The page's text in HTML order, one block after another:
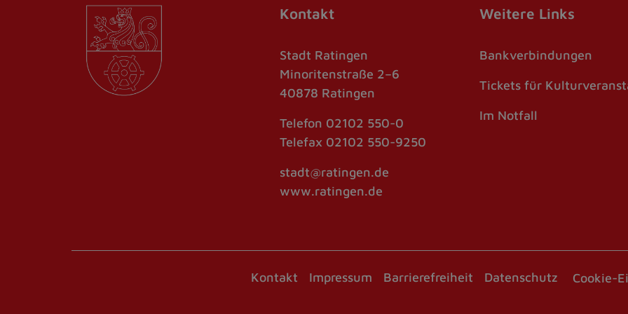
Kontakt
Stadt Ratingen
Minoritenstraße 2–6
40878 Ratingen
Telefon 02102 550-0
Telefax 02102 550-9250
stadt@ratingen.de
www.ratingen.de
Weitere Links
Bankverbindungen
Tickets für
Im Notfall
Kontakt Impressum Barrierefreiheit Datenschutz Cookie-